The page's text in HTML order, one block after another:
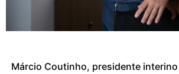
Márcio Coutinho, presidente interino